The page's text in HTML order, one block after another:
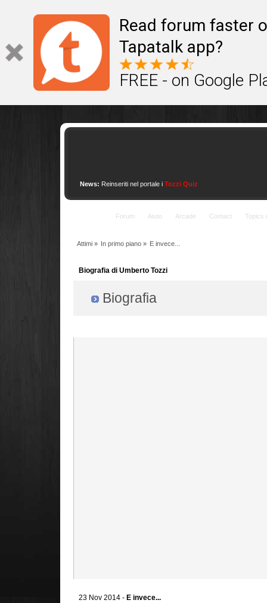
Read forum faster
Tapatalk app?
FREE - on Google
News: Reinseriti nel portale i Tozzi Quiz
Forum Aiuto Arcade Contact Topics
Attimi» In primo piano » E invece...
Biografia di Umberto Tozzi
Biografia
23 Nov 2014 - E invece...